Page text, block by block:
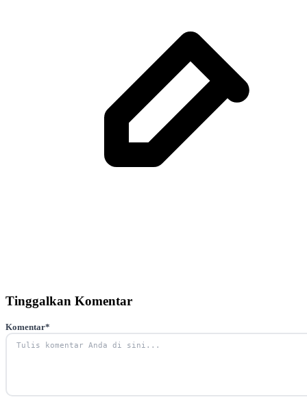
Tinggalkan Komentar
Komentar*